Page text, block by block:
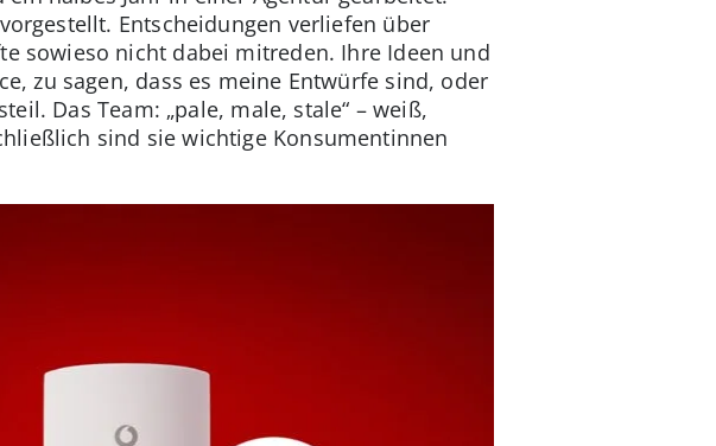
Entscheidungen verliefen über
sowieso nicht dabei mitreden. Ihre Ideen und
zu sagen, dass es meine Entwürfe sind, oder
Das Team: „pale, male, stale“ – weiß,
sind sie wichtige Konsumentinnen